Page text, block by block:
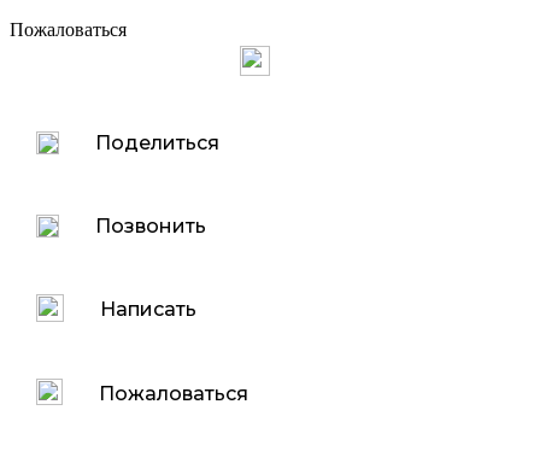
Пожаловаться
Поделиться
Позвонить
Написать
Пожаловаться